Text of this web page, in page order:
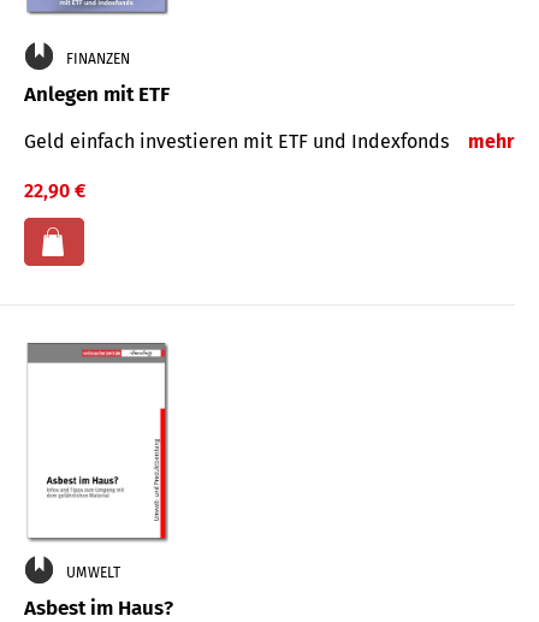
FINANZEN
Anlegen mit ETF
Geld einfach investieren mit ETF und Indexfonds mehr
22,90 €
UMWELT
Asbest im Haus?